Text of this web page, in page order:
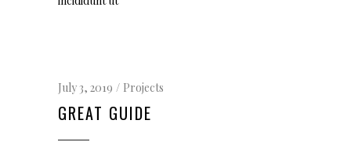
July 3, 2019 Projects
GREAT GUIDE